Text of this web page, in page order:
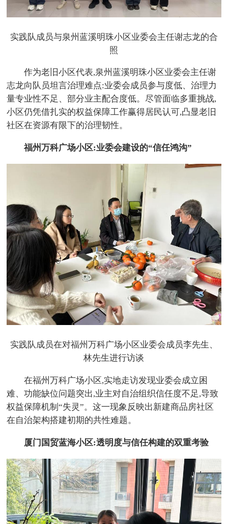
实践队成员与泉州蓝溪明珠小区业委会主任谢志龙的合
照
作为老旧小区代表,泉州蓝溪明珠小区业委会主任谢
志龙向队员坦言治理难点:业委会成员参与度低、治理力
量专业性不足、部分业主配合度低。尽管面临多重挑战,
小区仍凭借扎实的权益保障工作赢得居民认可,凸显老旧
社区在资源有限下的治理韧性。
福州万科广场小区:业委会建设的“信任鸿沟”
实践队成员在对福州万科广场小区业委会成员李先生、
林先生进行访谈
在福州万科广场小区,实地走访发现业委会成立困
难、功能缺位问题突出,业主对自治组织信任度不足,导致
权益保障机制“失灵”。这一现象反映出新建商品房社区
在自治架构搭建初期的共性难题。
厦门国贸蓝海小区:透明度与信任构建的双重考验